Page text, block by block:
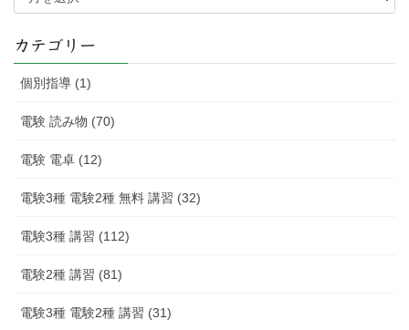
記
カテゴリー
個別指導 (1)
電験 読み物 (70)
電験 電卓 (12)
電験3種 電験2種 無料 講習 (32)
電験3種 講習 (112)
電験2種 講習 (81)
電験3種 電験2種 講習 (31)